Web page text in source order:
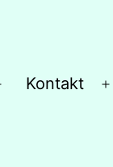
Menü
Kontakt